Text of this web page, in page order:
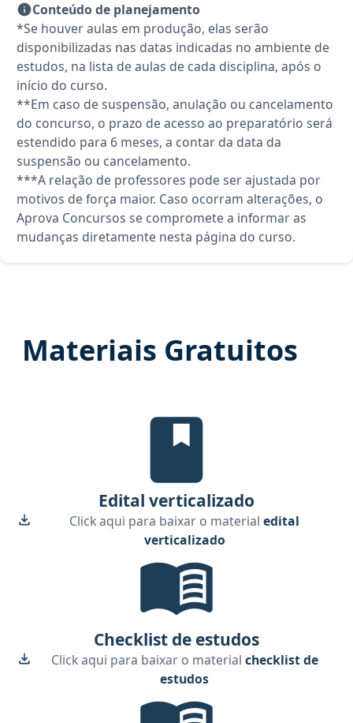
Conteúdo de planejamento
*Se houver aulas em produção, elas serão
disponibilizadas nas datas indicadas no ambiente de
estudos, na lista de aulas de cada disciplina, após o
início do curso.
**Em caso de suspensão, anulação ou cancelamento
do concurso, o prazo de acesso ao preparatório será
estendido para 6 meses, a contar da data da
suspensão ou cancelamento.
***A relação de professores pode ser ajustada por
motivos de força maior. Caso ocorram alterações, o
Aprova Concursos se compromete a informar as
mudanças diretamente nesta página do curso.
Materiais Gratuitos
Edital Verticalizado, material
Edital verticalizado
Click aqui para baixar o materialedital
verticalizado
Checklist de estudos
Click aqui para baixar o material checklist de
estudos